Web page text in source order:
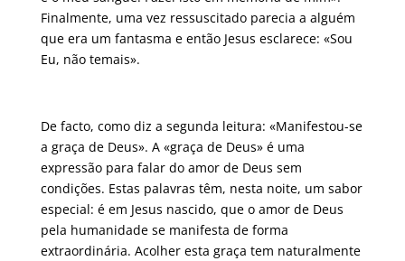
Finalmente, uma vez ressuscitado parecia a alguém
que era um fantasma e então Jesus esclarece: «Sou
Eu, não temais».
De facto, como diz a segunda leitura: «Manifestou-se
a graça de Deus». A «graça de Deus» é uma
expressão para falar do amor de Deus sem
condições. Estas palavras têm, nesta noite, um sabor
especial: é em Jesus nascido, que o amor de Deus
pela humanidade se manifesta de forma
extraordinária. Acolher esta graça tem naturalmente